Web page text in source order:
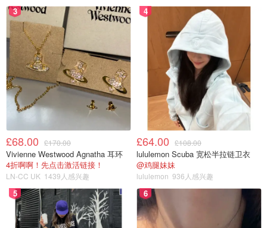
图片来自网友，版权属原作者
今天你看到日全食了吗？评论区晒出抓拍照吧！
2024加拿大日全食攻略 - 日食直播
ing！观测地点推荐，免费领眼镜！
是momo酱 7
3
£68.00 £170.00
Vivienne Westwood Agnatha 耳环
4折啊啊！先点击激活链接！
LN-CC UK 1439人感兴趣
4
£64.00 £108.00
lululemon Scuba 宽松半拉链卫衣
@鸡腿妹妹
lululemon 936人感兴趣
5 6